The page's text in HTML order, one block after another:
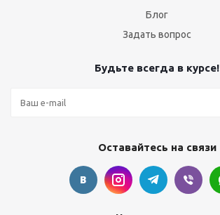
Блог
Задать вопрос
Будьте всегда в курсе!
Оставайтесь на связи